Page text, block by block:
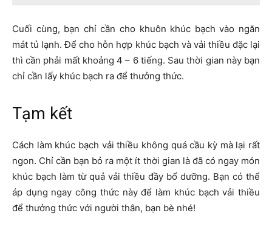
Cuối cùng, bạn chỉ cần cho khuôn khúc bạch vào ngăn
mát tủ lạnh. Để cho hỗn hợp khúc bạch và vải thiều đặc lại
thì cần phải mất khoảng 4 – 6 tiếng. Sau thời gian này bạn
chỉ cần lấy khúc bạch ra để thưởng thức.
Tạm kết
Cách làm khúc bạch vải thiều không quá cầu kỳ mà lại rất
ngon. Chỉ cần bạn bỏ ra một ít thời gian là đã có ngay món
khúc bạch làm từ quả vải thiều đầy bổ dưỡng. Bạn có thể
áp dụng ngay công thức này để làm khúc bạch vải thiều
để thưởng thức với người thân, bạn bè nhé!